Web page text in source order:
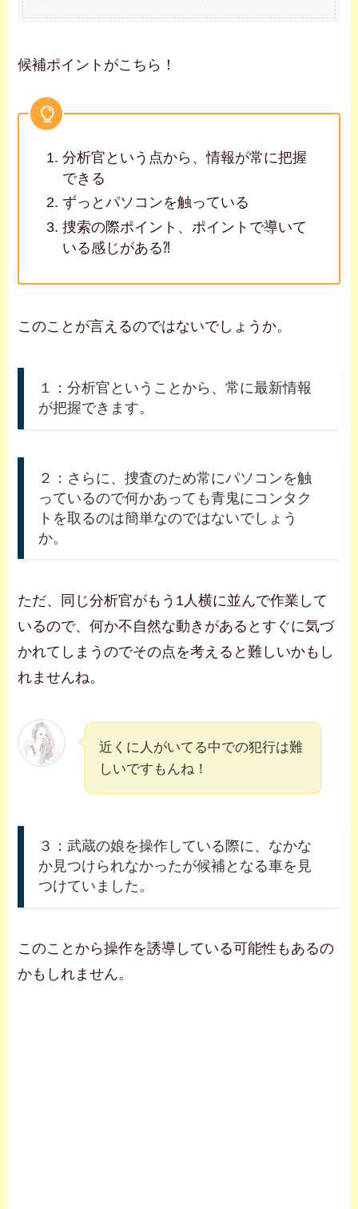
候補ポイントがこちら！
分析官という点から、情報が常に把握
できる
ずっとパソコンを触っている
捜索の際ポイント、ポイントで導いて
いる感じがある⁈
このことが言えるのではないでしょうか。
１：分析官ということから、常に最新情報
が把握できます。
２：さらに、捜査のため常にパソコンを触
っているので何かあっても青鬼にコンタク
トを取るのは簡単なのではないでしょう
か。
ただ、同じ分析官がもう1人横に並んで作業して
いるので、何か不自然な動きがあるとすぐに気づ
かれてしまうのでその点を考えると難しいかもし
れませんね。
近くに人がいてる中での犯行は難
しいですもんね！
３：武蔵の娘を操作している際に、なかな
か見つけられなかったが候補となる車を見
つけていました。
このことから操作を誘導している可能性もあるの
かもしれません。